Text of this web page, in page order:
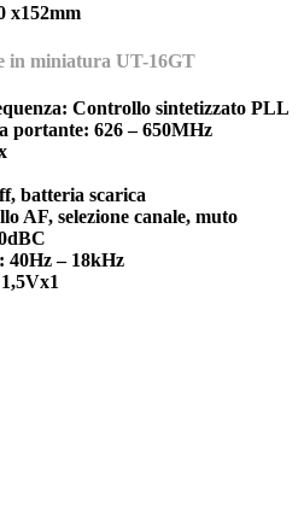
x152mm
in miniatura UT-16GT
Controllo sintetizzato PLL
portante: 626 – 650MHz
batteria scarica
AF, selezione canale, muto
40Hz – 18kHz